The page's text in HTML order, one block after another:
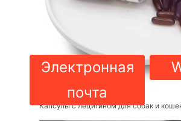
Капсулы с лецитином для собак и
Электронная
почта